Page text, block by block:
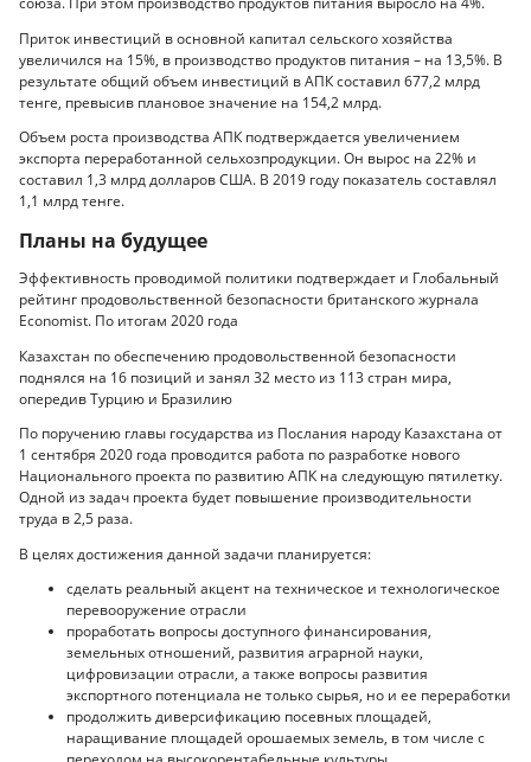
Приток инвестиций в основной капитал сельского хозяйства
увеличился на 15%, в производство продуктов питания – на 13,5%. В
результате общий объем инвестиций в АПК составил 677,2 млрд
тенге, превысив плановое значение на 154,2 млрд.
Объем роста производства АПК подтверждается увеличением
экспорта переработанной сельхозпродукции. Он вырос на 22% и
составил 1,3 млрд долларов США. В 2019 году показатель составлял
1,1 млрд тенге.
Планы на будущее
Эффективность проводимой политики подтверждает и Глобальный
рейтинг продовольственной безопасности британского журнала
Economist. По итогам 2020 года
Казахстан по обеспечению продовольственной безопасности
поднялся на 16 позиций и занял 32 место из 113 стран мира,
опередив Турцию и Бразилию
По поручению главы государства из Послания народу Казахстана от
1 сентября 2020 года проводится работа по разработке нового
Национального проекта по развитию АПК на следующую пятилетку.
Одной из задач проекта будет повышение производительности
труда в 2,5 раза.
В целях достижения данной задачи планируется:
сделать реальный акцент на техническое и технологическое
перевооружение отрасли
проработать вопросы доступного финансирования,
земельных отношений, развития аграрной науки,
цифровизации отрасли, а также вопросы развития
экспортного потенциала не только сырья, но и ее переработки
продолжить диверсификацию посевных площадей,
наращивание площадей орошаемых земель, в том числе с